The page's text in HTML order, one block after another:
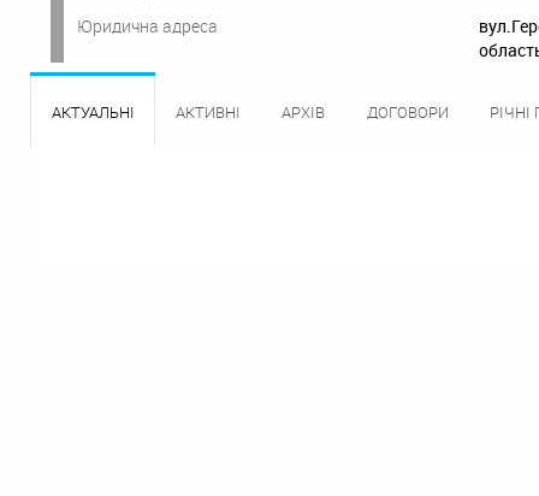
Юридична адреса
АКТУАЛЬНІ АКТИВНІ АРХІВ ДОГОВОРИ